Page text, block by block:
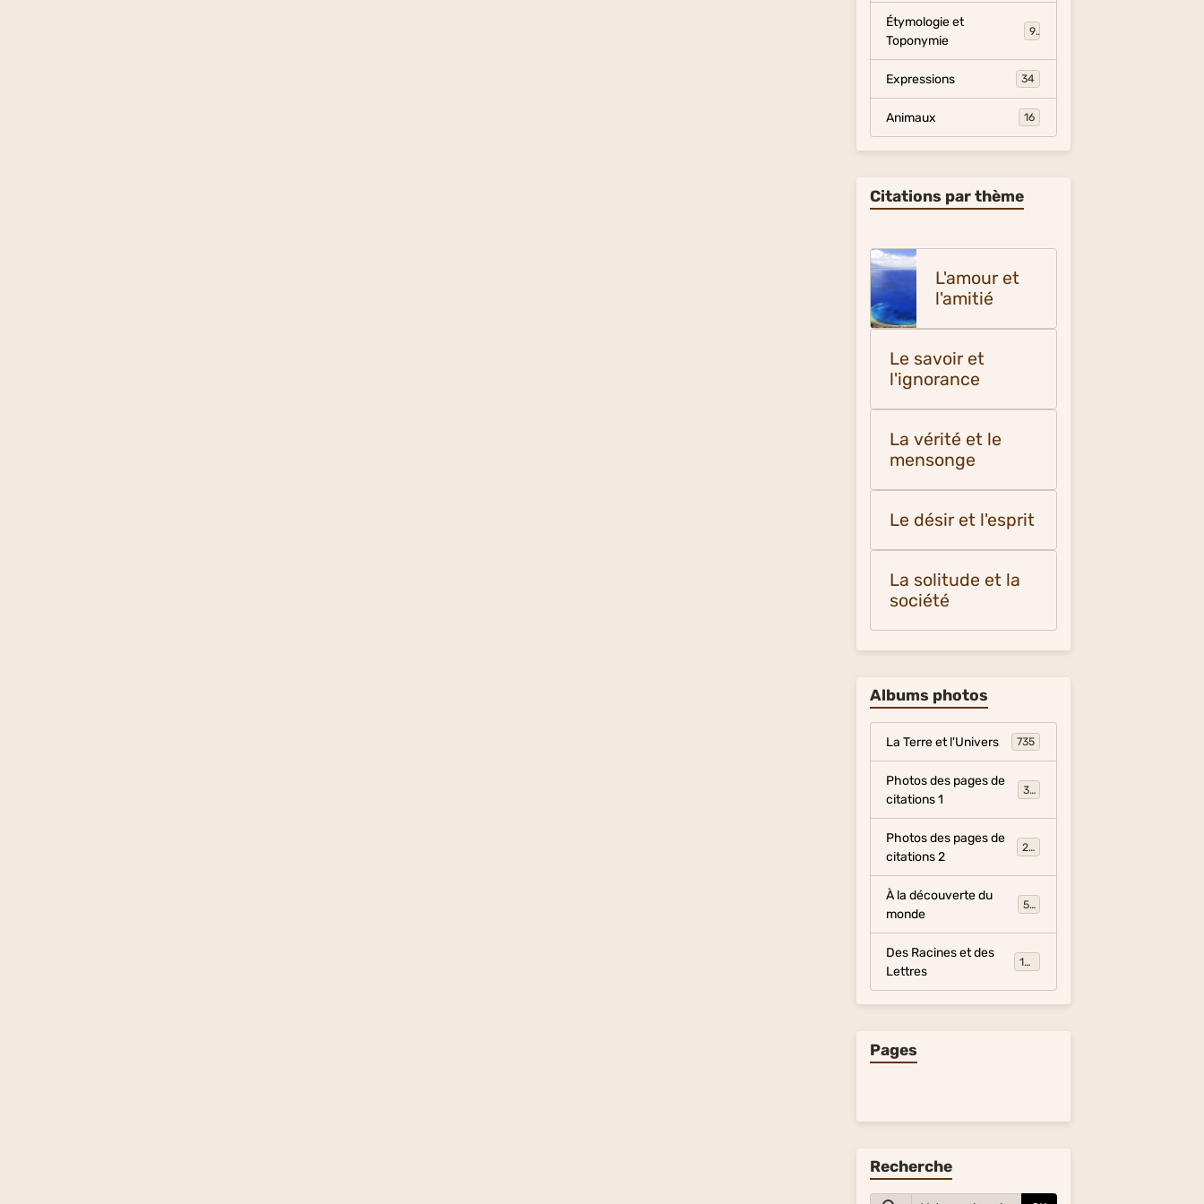
Étymologie et
Toponymie
9
Expressions 34
Animaux 16
Citations par thème
L'amour et
l'amitié
Le savoir et
l'ignorance
La vérité et le
mensonge
Le désir et l'esprit
La solitude et la
société
Albums photos
La Terre et l'Univers 735
Photos des pages de
citations 1
317
Photos des pages de
citations 2
281
À la découverte du
monde
54
Des Racines et des
Lettres
134
Pages
Recherche